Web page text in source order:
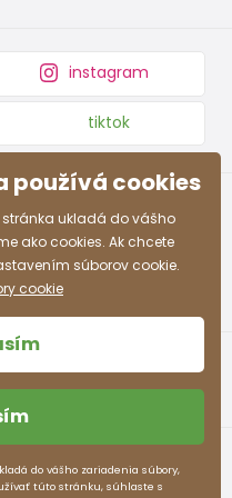
60 - 62
62 - 63 74 - 77
63 - 64 77 -80
65 - 66
chlapca
Prsia (cm) Pás (cm)
55 - 57 53 - 54
instagram
tiktok
používá cookies
ukladá do vášho
ako cookies. Ak chcete
súborov cookie.
cookie
do vášho zariadenia súbory,
túto stránku, súhlaste s